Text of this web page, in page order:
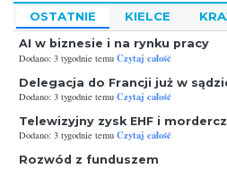
OSTATNIE KIELCE
AI w biznesie i na rynku pracy
Dodano: 3 tygodnie temu Czytaj całość
Delegacja do Francji już w
Dodano: 3 tygodnie temu Czytaj całość
Telewizyjny zysk EHF i
Dodano: 3 tygodnie temu Czytaj całość
Rozwód z funduszem